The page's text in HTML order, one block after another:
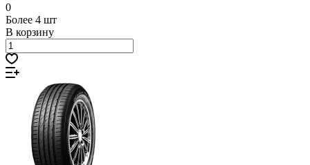
0
Более 4 шт
В корзину